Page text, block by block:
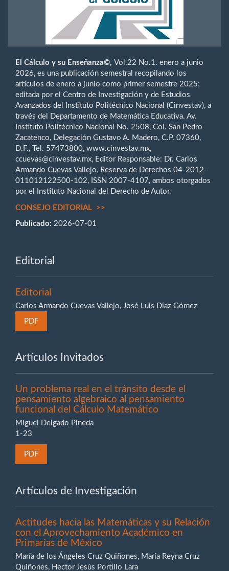
El Cálculo y su Enseñanza©, Vol.22 No.1. enero a junio
2026, es una publicación semestral recopilando los
artículos de enero a junio como primer semestre 2025;
editada por el Centro de Investigación y de Estudios
Avanzados del Instituto Politécnico Nacional (Cinvestav), a
través del Departamento de Matemática Educativa. Av.
Instituto Politécnico Nacional No. 2508, Col. San Pedro
Zacatenco, Delegación Gustavo A. Madero, C.P. 07360,
D.F., Tel. 57473800, www.cinvestav.mx,
ccuevas@cinvestav.mx, Editor Responsable: Dr. Carlos
Armando Cuevas Vallejo, Reserva de Derechos 04-2012-
011012122500-102, ISSN 2007-4107, ambos otorgados
por el Instituto Nacional del Derecho de Autor.
CONSEJO EDITORIAL >>
Publicado: 2026-07-01
Editorial
Editorial
Carlos Armando Cuevas Vallejo, José Luis Díaz Gómez
PDF
Artículos Invitados
Un problema real en el tránsito desde el
pensamiento algebraico al pensamiento
funcional del Cálculo Matemático
Miguel Delgado Pineda
1-23
PDF
Artículos de Investigación
Actitudes hacia las Matemáticas y su Relación
con el Aprovechamiento Académico en
Primarias de México
María de los Ángeles Cruz Quiñones, María Reyna Cruz
Quiñones, Hector Jesús Portillo Lara